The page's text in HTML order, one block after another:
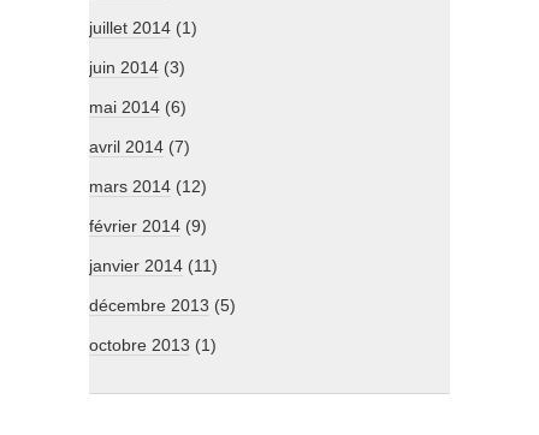
juillet 2014 (1)
juin 2014 (3)
mai 2014 (6)
avril 2014 (7)
mars 2014 (12)
février 2014 (9)
janvier 2014 (11)
décembre 2013 (5)
octobre 2013 (1)